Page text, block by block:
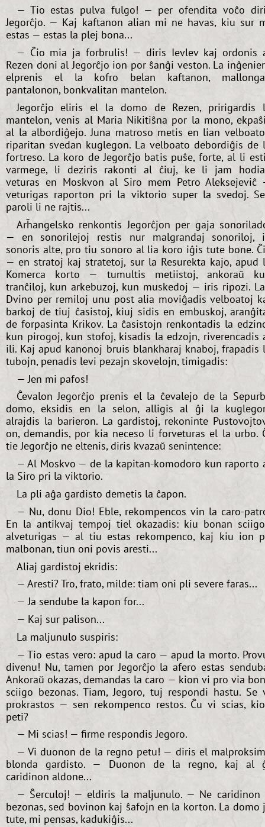
— Tio estas pulva fulgo! — per ofendita voĉo
Jegorĉjo. — Kaj kaftanon alian mi ne havas, kiu sur
estas — estas la plej bona...
— Ĉio mia ja forbrulis! — diris Ievlev kaj ordonis
Rezen doni al Jegorĉjo ion por ŝanĝi veston. La
elprenis el la kofro belan kaftanon,
pantalonon, bonkvalitan mantelon.
Jegorĉjo eliris el la domo de Rezen, pririgardis
mantelon, venis al Maria Nikitiŝna por la mono,
al la albordiĝejo. Juna matroso metis en lian
riparitan svedan kuglegon. La velboato debordiĝis de
fortreso. La koro de Jegorĉjo batis puŝe, forte, al li
varmege, li deziris rakonti al ĉiuj, ke li jam
veturas en Moskvon al Siro mem Petro Aleksejeviĉ
veturigas raporton pri la viktorio super la svedoj.
paroli li ne rajtis...
Arĥangelsko renkontis Jegorĉjon per gaja
— en sonorilejoj restis nur malgrandaj sonoriloj,
sonoris alte, pro tiu sonoro al lia koro iĝis tute bone.
— en stratoj kaj stratetoj, sur la Resurekta kajo, apud
Komerca korto — tumultis metiistoj, ankoraŭ
tranĉiloj, kun arkebuzoj, kun muskedoj — iris ripozi.
Dvino per remiloj unu post alia moviĝadis velboatoj
barkoj de tiuj ĉasistoj, kiuj sidis en embuskoj,
de forpasinta Krikov. La ĉasistojn renkontadis la
kun pirogoj, kun stofoj, kisadis la edzojn, riverencadis
ili. Kaj apud kanonoj bruis blankharaj knaboj, frapadis
tubojn, penadis levi pezajn skovelojn, timigadis:
— Jen mi pafos!
Ĉevalon Jegorĉjo prenis el la ĉevalejo de la
domo, eksidis en la selon, alligis al ĝi la
alrajdis la barieron. La gardistoj, rekoninte
on, demandis, por kia neceso li forveturas el la urbo.
tie Jegorĉjo ne eltenis, diris kvazaŭ senintence:
— Al Moskvo — de la kapitan-komodoro kun raporto
la Siro pri la viktorio.
La pli aĝa gardisto demetis la ĉapon.
— Nu, donu Dio! Eble, rekompencos vin la caro-
En la antikvaj tempoj tiel okazadis: kiu bonan
alveturigas — al tiu estas rekompenco, kaj kiu ion
malbonan, tiun oni povis aresti...
Aliaj gardistoj ekridis:
— Aresti? Tro, frato, milde: tiam oni pli severe faras...
— Ja sendube la kapon for...
— Kaj sur palison...
La maljunulo suspiris:
— Tio estas vero: apud la caro — apud la morto.
divenu! Nu, tamen por Jegorĉjo la afero estas
Ankoraŭ okazas, demandas la caro — kion vi pro via
sciigo bezonas. Tiam, Jegoro, tuj respondi hastu. Se
prokrastos — sen rekompenco restos. Ĉu vi scias,
peti?
— Mi scias! — firme respondis Jegoro.
— Vi duonon de la regno petu! — diris el
blonda gardisto. — Duonon de la regno, kaj al
caridinon aldone...
— Ŝerculoj! — eldiris la maljunulo. — Ne caridinon
bezonas, sed bovinon kaj ŝafojn en la korton. La domo
tute, mi pensas, kadukiĝis...